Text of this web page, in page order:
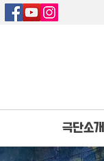
극단소개